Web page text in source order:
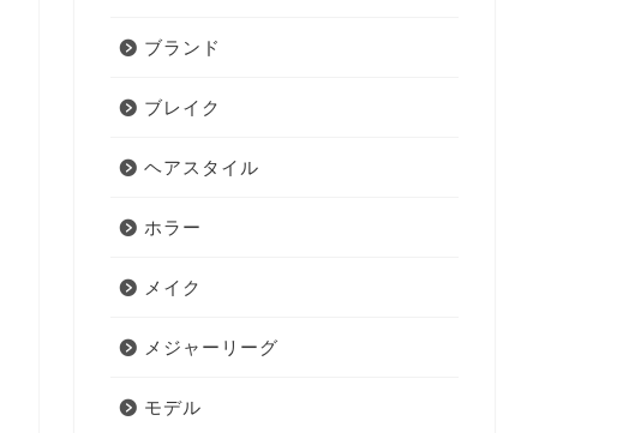
ブランド
ブレイク
ヘアスタイル
ホラー
メイク
メジャーリーグ
モデル